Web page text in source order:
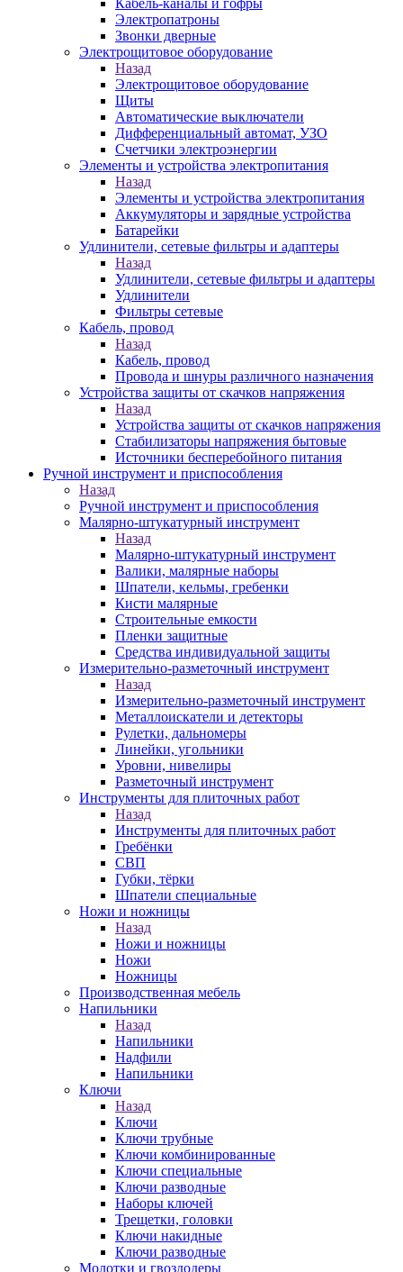
Кабель-каналы и гофры
Электропатроны
Звонки дверные
Электрощитовое оборудование
Назад
Электрощитовое оборудование
Щиты
Автоматические выключатели
Дифференциальный автомат, УЗО
Счетчики электроэнергии
Элементы и устройства электропитания
Назад
Элементы и устройства электропитания
Аккумуляторы и зарядные устройства
Батарейки
Удлинители, сетевые фильтры и адаптеры
Назад
Удлинители, сетевые фильтры и адаптеры
Удлинители
Фильтры сетевые
Кабель, провод
Назад
Кабель, провод
Провода и шнуры различного назначения
Устройства защиты от скачков напряжения
Назад
Устройства защиты от скачков напряжения
Стабилизаторы напряжения бытовые
Источники бесперебойного питания
Ручной инструмент и приспособления
Назад
Ручной инструмент и приспособления
Малярно-штукатурный инструмент
Назад
Малярно-штукатурный инструмент
Валики, малярные наборы
Шпатели, кельмы, гребенки
Кисти малярные
Строительные емкости
Пленки защитные
Средства индивидуальной защиты
Измерительно-разметочный инструмент
Назад
Измерительно-разметочный инструмент
Металлоискатели и детекторы
Рулетки, дальномеры
Линейки, угольники
Уровни, нивелиры
Разметочный инструмент
Инструменты для плиточных работ
Назад
Инструменты для плиточных работ
Гребёнки
СВП
Губки, тёрки
Шпатели специальные
Ножи и ножницы
Назад
Ножи и ножницы
Ножи
Ножницы
Производственная мебель
Напильники
Назад
Напильники
Надфили
Напильники
Ключи
Назад
Ключи
Ключи трубные
Ключи комбинированные
Ключи специальные
Ключи разводные
Наборы ключей
Трещетки, головки
Ключи накидные
Ключи разводные
Молотки и гвоздодеры